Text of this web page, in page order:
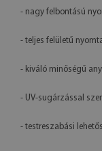
- nagy felbontású
- teljes felületű
- kiváló minőségű
- UV-sugárzással
- testreszabási